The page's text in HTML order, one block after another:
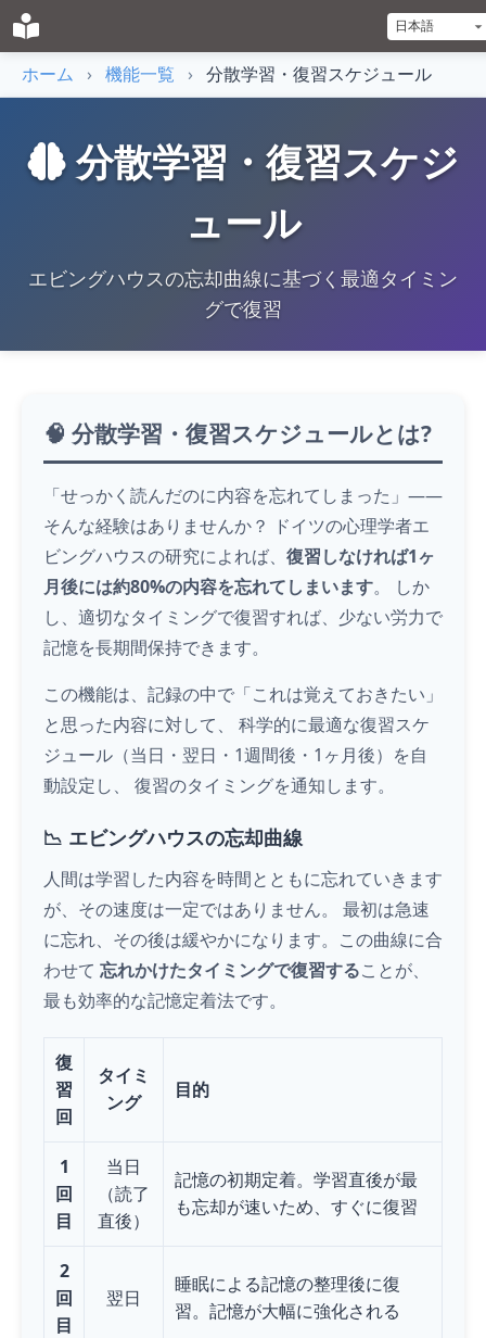
ホーム › 機能一覧 › 分散学習・復習スケジュール
分散学習・復習スケジ
ュール
エビングハウスの忘却曲線に基づく最適タイミン
グで復習
🧠 分散学習・復習スケジュールとは?
「せっかく読んだのに内容を忘れてしまった」――
そんな経験はありませんか？ ドイツの心理学者エ
ビングハウスの研究によれば、 復習しなければ1ヶ
月後には約80%の内容を忘れてしまいます。 しか
し、適切なタイミングで復習すれば、少ない労力で
記憶を長期間保持できます。
この機能は、記録の中で「これは覚えておきたい」
と思った内容に対して、 科学的に最適な復習スケ
ジュール（当日・翌日・1週間後・1ヶ月後）を自
動設定し、 復習のタイミングを通知します。
📉 エビングハウスの忘却曲線
人間は学習した内容を時間とともに忘れていきます
が、その速度は一定ではありません。 最初は急速
に忘れ、その後は緩やかになります。この曲線に合
わせて 忘れかけたタイミングで復習することが、
最も効率的な記憶定着法です。
復
習
回
タイミ
ング
目的
1
回
目
当日
（読了
直後）
記憶の初期定着。学習直後が最
も忘却が速いため、すぐに復習
2
回
目
翌日
睡眠による記憶の整理後に復
習。記憶が大幅に強化される